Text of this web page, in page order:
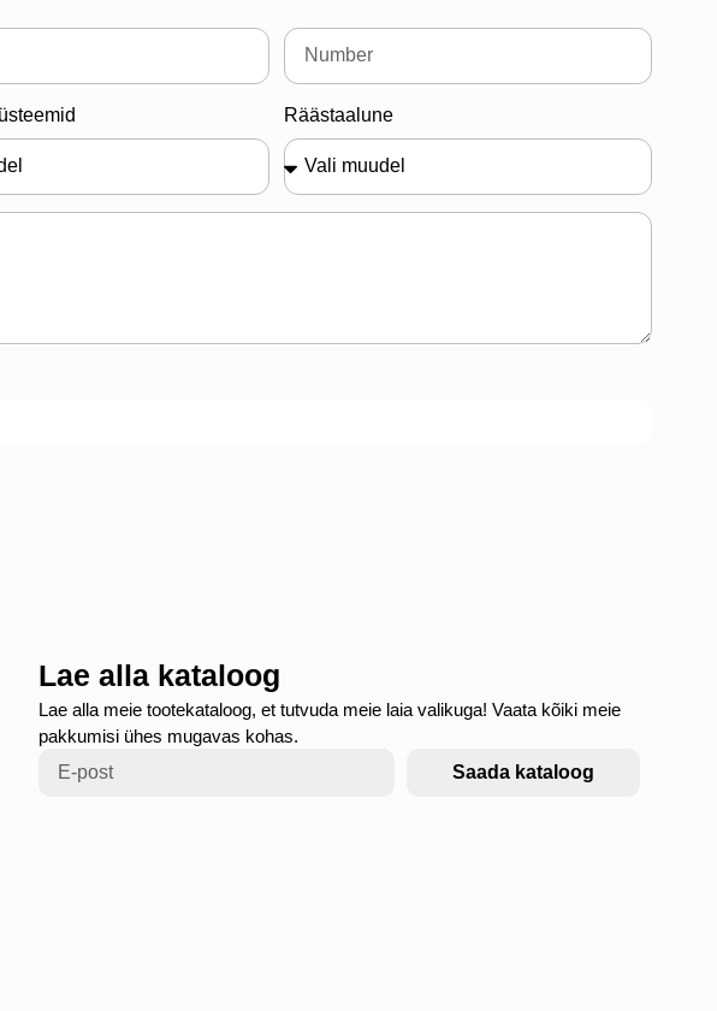
Räästaalune
Lae alla kataloog
Lae alla meie tootekataloog, et tutvuda meie laia valikuga! Vaata kõiki meie
pakkumisi ühes mugavas kohas.
Saada kataloog